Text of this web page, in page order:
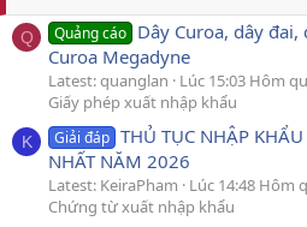
Q Quảng cáo Dây Curoa, dây
Curoa Megadyne
Latest: quanglan
Lúc 15:03 Hôm
Giấy phép xuất nhập khẩu
K Giải đáp THỦ TỤC NHẬP
NHẤT NĂM 2026
Latest: KeiraPham
Lúc 14:48 Hôm
Chứng từ xuất nhập khẩu